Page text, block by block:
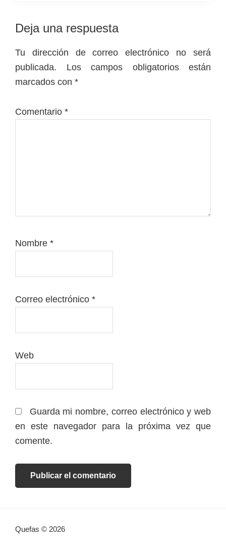
Interacciones
los
lectores
Deja una respuesta
Tu dirección de correo electrónico no será
publicada.
Los campos obligatorios están
marcados con *
Comentario *
Nombre *
Correo electrónico *
Web
Guarda mi nombre, correo electrónico y web
en este navegador para la próxima vez que
comente.
Quefas © 2026